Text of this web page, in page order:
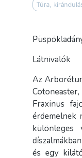
Túra,
Látnivalók
Az
Fraxinus
érdemelnek
különleges
és egy